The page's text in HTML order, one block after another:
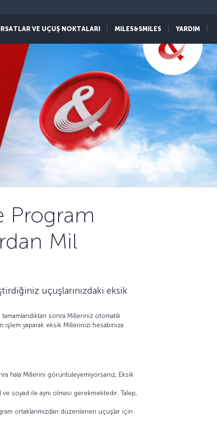
VE UÇUŞ NOKTALARI MILES&SMILES YARDIM
Program
Mil
uçuşlarınızdaki eksik
sonra Milleriniz otomatik
yaparak eksik Millerinizi hesabınıza
hala Millerini görüntüleyemiyorsanız, Eksik
soyad ile aynı olması gerekmektedir. Talep,
ortaklarımızdan düzenlenen uçuşlar için